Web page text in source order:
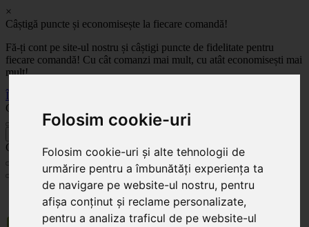
Folosim cookie-uri
Folosim cookie-uri și alte tehnologii de
urmărire pentru a îmbunătăți experiența ta
de navigare pe website-ul nostru, pentru
afișa conținut și reclame personalizate,
pentru a analiza traficul de pe website-ul
×
Câștigă puncte și economisește la fiecare comandă!
Fă-ți cont pe site-ul nostru și câștigi puncte de fidelitate pentru
fiecare comandă! Cu cât comanzi mai mult, cu atât economisești mai
mult!
Înregistrează-te acum
Celoplast
Celoplast
Transportul este GRATUIT pentru comenzile mai mari de 350 Lei. Comanda minimă în
valoare de 100 Lei. Expediere în 1 - 2 zile lucrătoare.